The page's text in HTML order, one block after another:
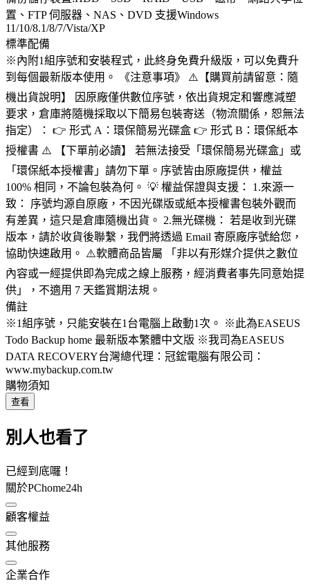
置、FTP 伺服器、NAS、DVD 支援Windows
11/10/8.1/8/7/Vista/XP
標準配備
※內附1組序號和安裝程式，此終身免費升級版，可以免費升
到每個最新版本使用。 《注意事項》 ⚠️【購買前請留意：隨
機出貨說明】 因原廠僅供數位序號，依出貨規定和響應減塑
要求，倉庫將隨機採取以下簡易包裝寄送（物流關係，恕無法
指定）： 👉 形式 A：環保簡易光碟盒 👉 形式 B：環保紙本
授權書 ⚠️ 【下單前必讀】 若無法接受「環保簡易光碟盒」或
「環保紙本授權書」請勿下單。序號皆由原廠提供，權益
100% 相同，不論包裝為何。 💡 權益保證與支援： 1.來源一
致： 序號均源自原廠，不因光碟版或紙本授權書包裝外觀而
有差異，這只是倉庫隨機出貨。 2.無光碟機： 若是收到光碟
版本，請於收貨後聯繫，我們將透過 Email 寄原廠序號給您，
協助快速啟用。 ⚠️軟體商品皆屬 「非以有形媒介提供之數位
內容或一經提供即為完成之線上服務，經消費者事先同意始提
供」，不適用 7 天鑑賞期法規。
備註
※1組序號，只能安裝在1台電腦上啟動1次。 ※此為EASEUS
Todo Backup home 最新版本繁體中文版 ※我司為EASEUS
DATA RECOVERY台灣總代理：冠鋐電腦有限公司：
www.mybackup.com.tw
購物須知
查看
別人也看了
已經到底囉！
關於PChome24h
顧客權益
其他服務
企業合作